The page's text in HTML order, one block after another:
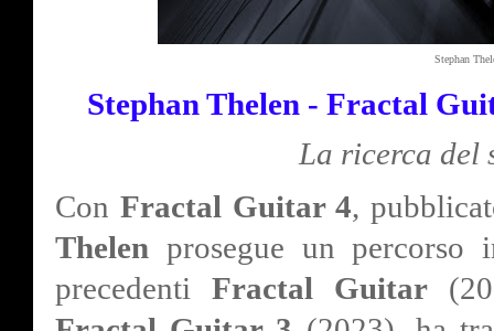
Stephan
Stephan Thelen - Fractal
La ricerca del
Con Fractal Guitar 4,
Thelen prosegue un
precedenti Fractal Guitar